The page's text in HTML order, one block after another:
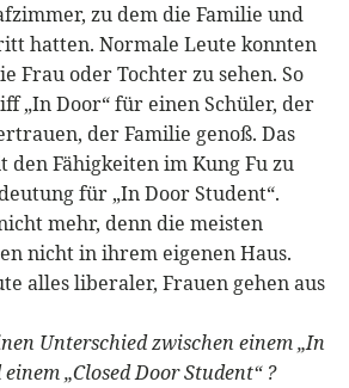
zu dem die Familie und
hatten. Normale Leute konnten
Frau oder Tochter zu sehen. So
„In Door“ für einen Schüler, der
der Familie genoß. Das
den Fähigkeiten im Kung Fu zu
für „In Door Student“.
mehr, denn die meisten
nicht in ihrem eigenen Haus.
alles liberaler, Frauen gehen aus
Unterschied zwischen einem „In
„Closed Door Student“ ?